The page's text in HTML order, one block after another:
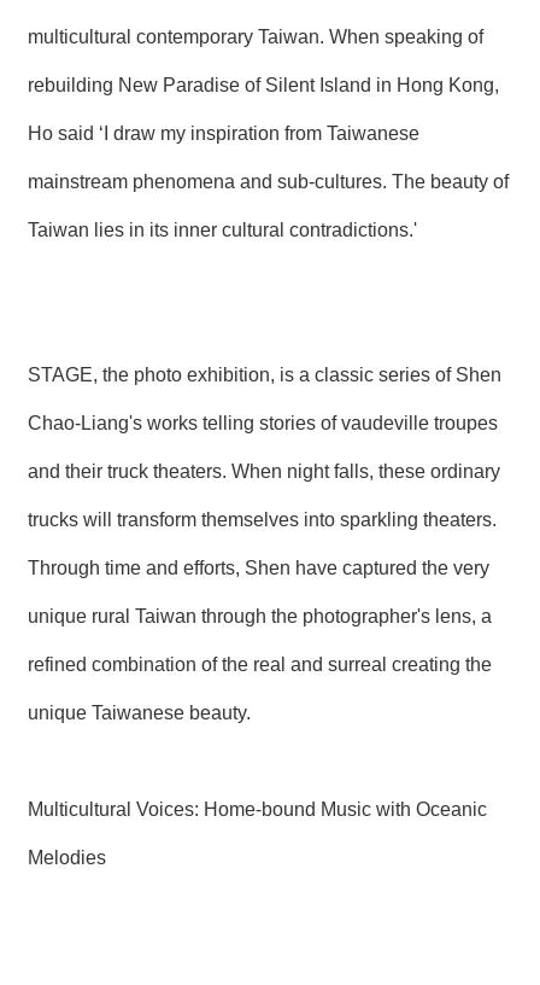
multicultural contemporary Taiwan. When speaking of
rebuilding New Paradise of Silent Island in Hong Kong,
Ho said ‘I draw my inspiration from Taiwanese
mainstream phenomena and sub-cultures. The beauty of
Taiwan lies in its inner cultural contradictions.'
STAGE, the photo exhibition, is a classic series of Shen
Chao-Liang's works telling stories of vaudeville troupes
and their truck theaters. When night falls, these ordinary
trucks will transform themselves into sparkling theaters.
Through time and efforts, Shen have captured the very
unique rural Taiwan through the photographer's lens, a
refined combination of the real and surreal creating the
unique Taiwanese beauty.
Multicultural Voices: Home-bound Music with Oceanic
Melodies